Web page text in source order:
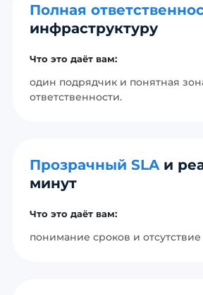
Полная
инфраструктуру
Что это даёт вам:
один подрядчик и понятная
ответственности.
Прозрачный SLA и
минут
Что это даёт вам:
понимание сроков и